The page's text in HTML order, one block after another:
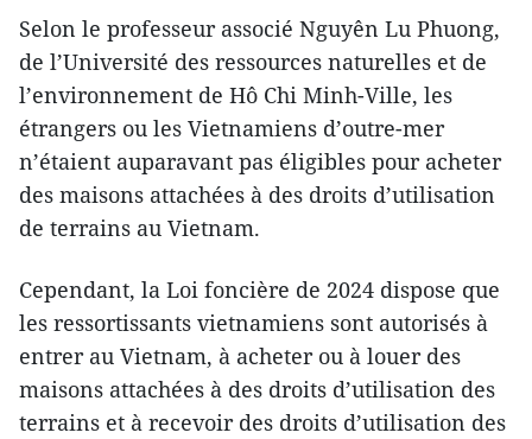
Selon le professeur associé Nguyên Lu Phuong,
de l’Université des ressources naturelles et de
l’environnement de Hô Chi Minh-Ville, les
étrangers ou les Vietnamiens d’outre-mer
n’étaient auparavant pas éligibles pour acheter
des maisons attachées à des droits d’utilisation
de terrains au Vietnam.
Cependant, la Loi foncière de 2024 dispose que
les ressortissants vietnamiens sont autorisés à
entrer au Vietnam, à acheter ou à louer des
maisons attachées à des droits d’utilisation des
terrains et à recevoir des droits d’utilisation des